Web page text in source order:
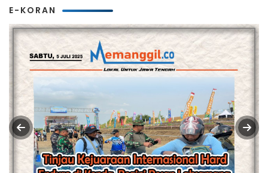
E-KORAN